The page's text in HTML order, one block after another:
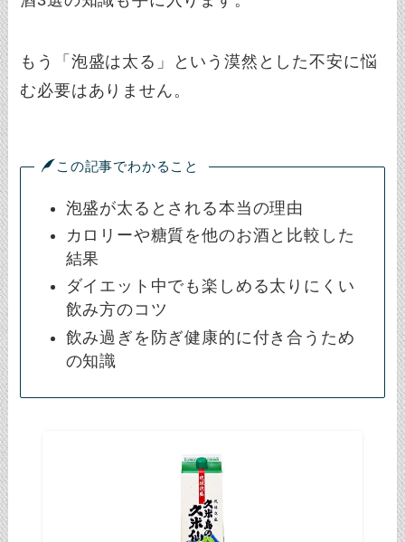
もう「泡盛は太る」という漠然とした不安に悩
む必要はありません。
この記事でわかること
泡盛が太るとされる本当の理由
カロリーや糖質を他のお酒と比較した
結果
ダイエット中でも楽しめる太りにくい
飲み方のコツ
飲み過ぎを防ぎ健康的に付き合うため
の知識